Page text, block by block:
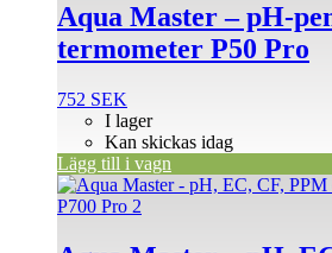
Aqua Master – pH-
termometer P50 Pro
752 SEK
I lager
Kan skickas idag
Lägg till i vagn